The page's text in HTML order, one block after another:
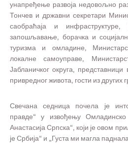
унапређење развоја недовољно
Тончев и државни секретари
саобраћаја и
запошљавање, борачка и
туризма и омладине,
локалне самоуправе,
Јабланичког округа, представници
привредног живота, гости из других
Свечана седница почела је
правде“ у извођењу
Анастасија Српска“, који је овом
је Србија“ и „Густа ми магла